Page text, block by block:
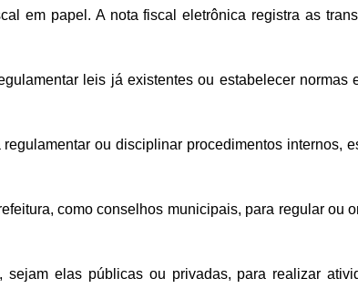
em papel. A nota fiscal eletrônica registra as
leis já existentes ou estabelecer normas
ou disciplinar procedimentos internos,
como conselhos municipais, para regular ou
elas públicas ou privadas, para realizar